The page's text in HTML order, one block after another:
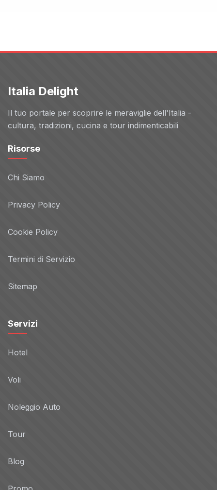
Italia Delight
Il tuo portale per scoprire le meraviglie dell'Italia -
cultura, tradizioni, cucina e tour indimenticabili
Risorse
Chi Siamo
Privacy Policy
Cookie Policy
Termini di Servizio
Sitemap
Servizi
Hotel
Voli
Noleggio Auto
Tour
Blog